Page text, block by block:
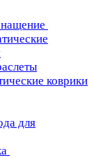
коврики
для